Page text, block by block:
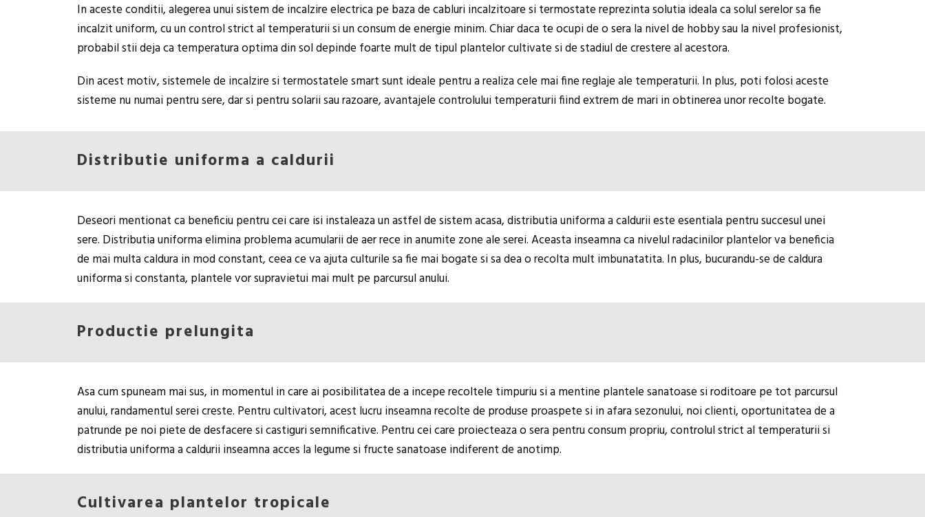
In aceste conditii, alegerea unui sistem de incalzire electrica pe baza de cabluri incalzitoare si termostate reprezinta solutia ideala ca solul serelor sa fie
incalzit uniform, cu un control strict al temperaturii si un consum de energie minim. Chiar daca te ocupi de o sera la nivel de hobby sau la nivel profesionist,
probabil stii deja ca temperatura optima din sol depinde foarte mult de tipul plantelor cultivate si de stadiul de crestere al acestora.
Din acest motiv, sistemele de incalzire si termostatele smart sunt ideale pentru a realiza cele mai fine reglaje ale temperaturii. In plus, poti folosi aceste
sisteme nu numai pentru sere, dar si pentru solarii sau razoare, avantajele controlului temperaturii fiind extrem de mari in obtinerea unor recolte bogate.
Distributie uniforma a caldurii
Deseori mentionat ca beneficiu pentru cei care isi instaleaza un astfel de sistem acasa, distributia uniforma a caldurii este esentiala pentru succesul unei
sere. Distributia uniforma elimina problema acumularii de aer rece in anumite zone ale serei. Aceasta inseamna ca nivelul radacinilor plantelor va beneficia
de mai multa caldura in mod constant, ceea ce va ajuta culturile sa fie mai bogate si sa dea o recolta mult imbunatatita. In plus, bucurandu-se de caldura
uniforma si constanta, plantele vor supravietui mai mult pe parcursul anului.
Productie prelungita
Asa cum spuneam mai sus, in momentul in care ai posibilitatea de a incepe recoltele timpuriu si a mentine plantele sanatoase si roditoare pe tot parcursul
anului, randamentul serei creste. Pentru cultivatori, acest lucru inseamna recolte de produse proaspete si in afara sezonului, noi clienti, oportunitatea de a
patrunde pe noi piete de desfacere si castiguri semnificative. Pentru cei care proiecteaza o sera pentru consum propriu, controlul strict al temperaturii si
distributia uniforma a caldurii inseamna acces la legume si fructe sanatoase indiferent de anotimp.
Cultivarea plantelor tropicale